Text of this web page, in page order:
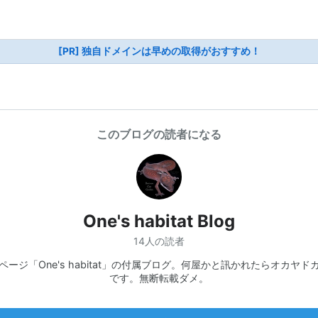
[PR] 独自ドメインは早めの取得がおすすめ！
このブログの読者になる
One's habitat Blog
14人の読者
ージ「One's habitat」の付属ブログ。何屋かと訊かれたらオカヤド
です。無断転載ダメ。